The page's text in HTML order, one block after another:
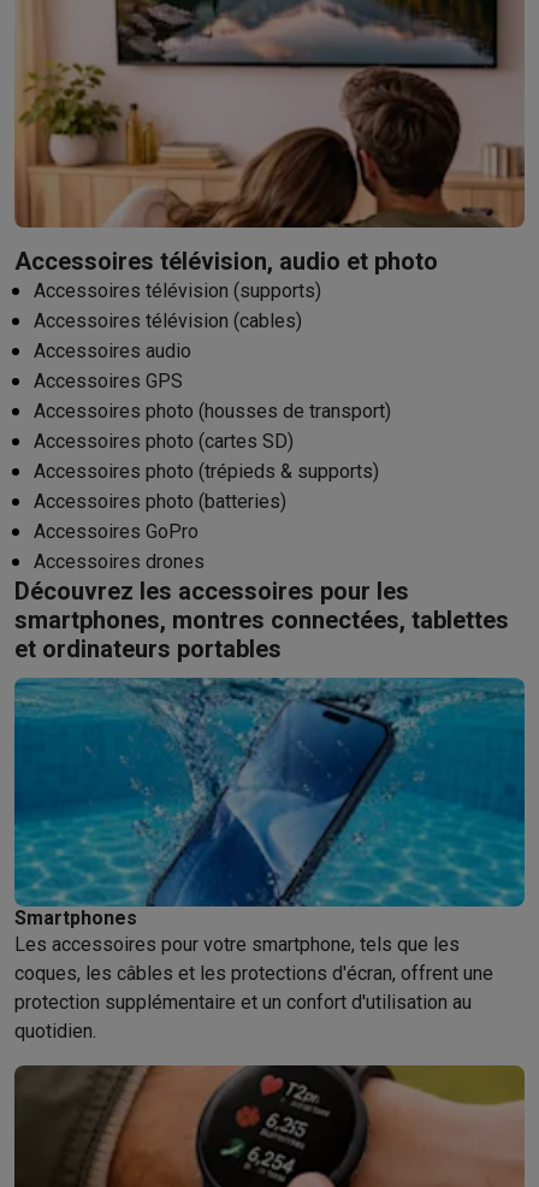
Accessoires télévision, audio et photo
Accessoires télévision (supports)
Accessoires télévision (cables)
Accessoires audio
Accessoires GPS
Accessoires photo (housses de transport)
Accessoires photo (cartes SD)
Accessoires photo (trépieds & supports)
Accessoires photo (batteries)
Accessoires GoPro
Accessoires drones
Découvrez les accessoires pour les
smartphones, montres connectées, tablettes
et ordinateurs portables
Smartphones
Les accessoires pour votre smartphone, tels que les
coques, les câbles et les protections d'écran, offrent une
protection supplémentaire et un confort d'utilisation au
quotidien.